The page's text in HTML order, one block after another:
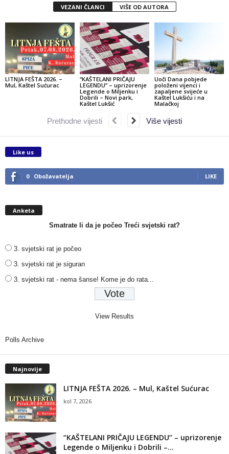
VEZANI ČLANCI VIŠE OD AUTORA
LITNJA FEŠTA 2026. –
Mul, Kaštel Sućurac
“KAŠTELANI PRIČAJU
LEGENDU” – uprizorenje
Legende o Miljenku i
Dobrili – Novi park,
Kaštel Lukšić
Uoči Dana pobjede
položeni vijenci i
zapaljene svijeće u
Kaštel Lukšiću i na
Malačkoj
Prethodne vijesti Više vijesti
Like us
0 Obožavatelja LIKE
Anketa
Smatrate li da je počeo Treći svjetski rat?
3. svjetski rat je počeo
3. svjetski rat je siguran
3. svjetski rat - nema šanse! Kome je do rata...
View Results
Polls Archive
Najnovije
LITNJA FEŠTA 2026. – Mul, Kaštel Sućurac
kol 7, 2026
“KAŠTELANI PRIČAJU LEGENDU” – uprizorenje
Legende o Miljenku i Dobrili –...